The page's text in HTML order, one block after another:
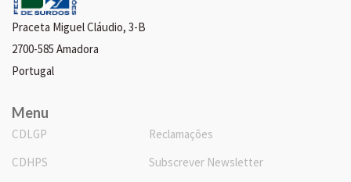
Praceta Miguel Cláudio, 3-B
2700-585 Amadora
Portugal
Menu
CDLGP
CDHPS
Reclamações
Subscrever Newsletter